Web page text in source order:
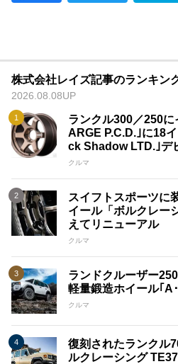
株式会社レイズ記事のランキン
2026.08.08UP
ランクル300／250
ARGE P.C.D.｣に18
ck Shadow LTD.｣デ
クルマ
スイフトスポーツに
イール「ボルクレー
えてリニューアル
クルマ
ランドクルーザー
軽量鍛造ホイール｢A
クルマ
復刻されたランクル
ルクレーシング